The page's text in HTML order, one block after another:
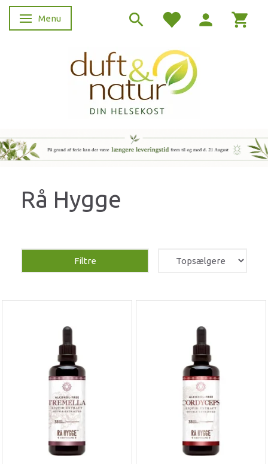
Skifte navigation
Menu
Rå Hygge
Filtre